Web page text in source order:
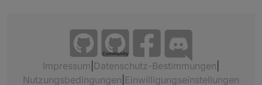
Community
Impressum Datenschutz-Bestimmungen
Nutzungsbedingungen Einwilligungseinstellungen